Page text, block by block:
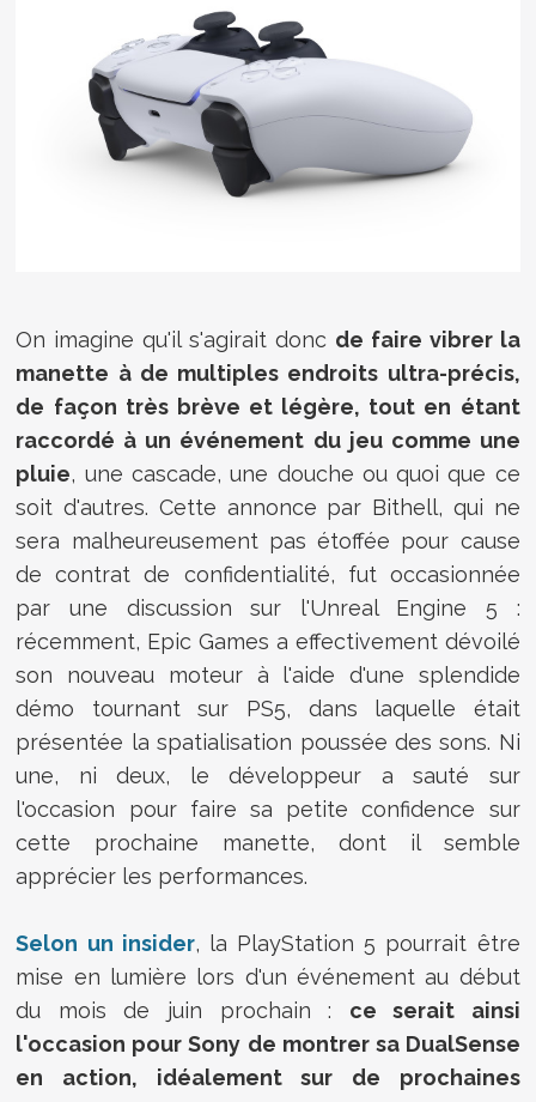
On imagine qu'il s'agirait donc de faire vibrer la
manette à de multiples endroits ultra-précis,
de façon très brève et légère, tout en étant
raccordé à un événement du jeu comme une
pluie, une cascade, une douche ou quoi que ce
soit d'autres. Cette annonce par Bithell, qui ne
sera malheureusement pas étoffée pour cause
de contrat de confidentialité, fut occasionnée
par une discussion sur l'Unreal Engine 5 :
récemment, Epic Games a effectivement dévoilé
son nouveau moteur à l'aide d'une splendide
démo tournant sur PS5, dans laquelle était
présentée la spatialisation poussée des sons. Ni
une, ni deux, le développeur a sauté sur
l'occasion pour faire sa petite confidence sur
cette prochaine manette, dont il semble
apprécier les performances.
Selon un insider, la PlayStation 5 pourrait être
mise en lumière lors d'un événement au début
du mois de juin prochain : ce serait ainsi
l'occasion pour Sony de montrer sa DualSense
en action, idéalement sur de prochaines